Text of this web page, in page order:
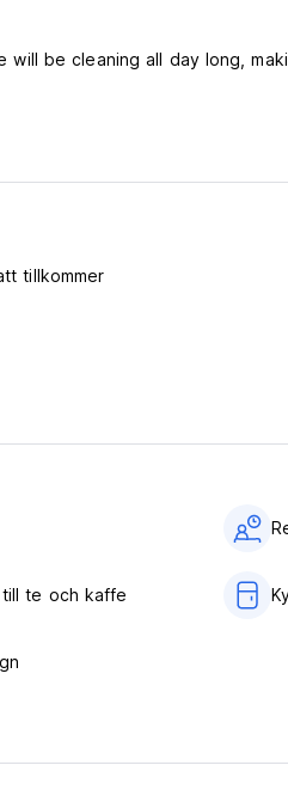
be cleaning all day long,
and 10pm - it is important that you let
a smooth check in process.
tillkommer
te och kaffe